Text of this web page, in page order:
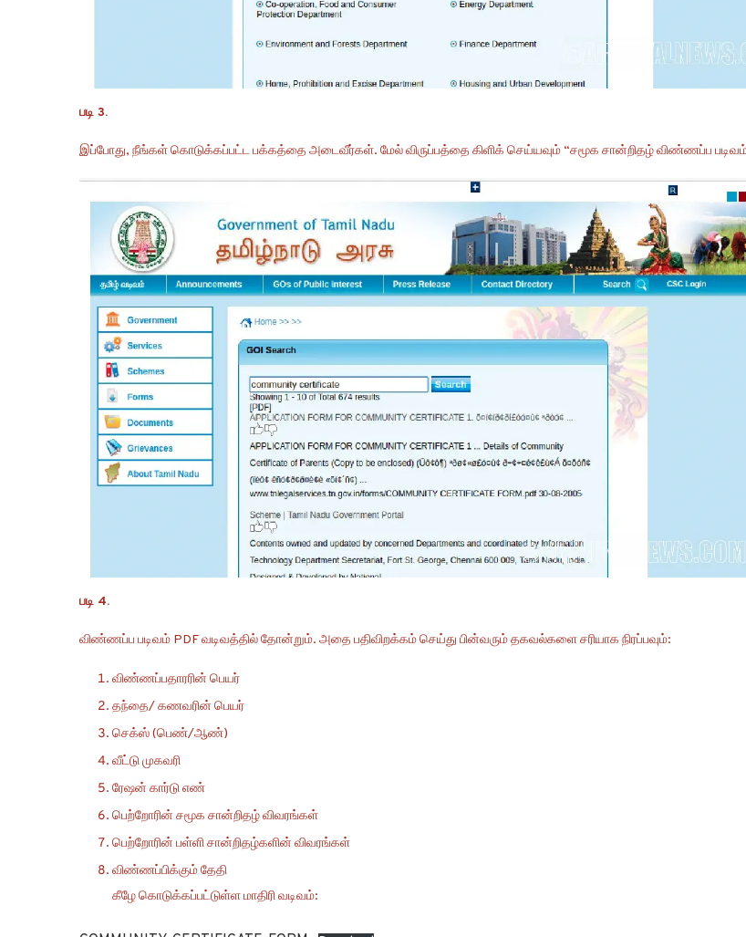
படி 3.
இப்போது, நீங்கள் கொடுக்கப்பட்ட பக்கத்தை அடைவீர்கள். மேல் விருப்பத்தை கிளிக் செய்யவும் “சமூக சான்றிதழ் விண்ணப்ப படிவம்
படி 4.
விண்ணப்ப படிவம் PDF வடிவத்தில் தோன்றும். அதை பதிவிறக்கம் செய்து பின்வரும் தகவல்களை சரியாக நிரப்பவும்:
விண்ணப்பதாரரின் பெயர்
தந்தை/ கணவரின் பெயர்
செக்ஸ் (பெண்/ஆண்)
வீட்டு முகவரி
ரேஷன் கார்டு எண்
பெற்றோரின் சமூக சான்றிதழ் விவரங்கள்
பெற்றோரின் பள்ளி சான்றிதழ்களின் விவரங்கள்
விண்ணப்பிக்கும் தேதி
கீழே கொடுக்கப்பட்டுள்ள மாதிரி வடிவம்: